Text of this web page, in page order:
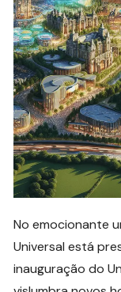
No emocionante
Universal está
inauguração do